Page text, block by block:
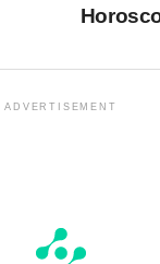
ADVERTISEMENT